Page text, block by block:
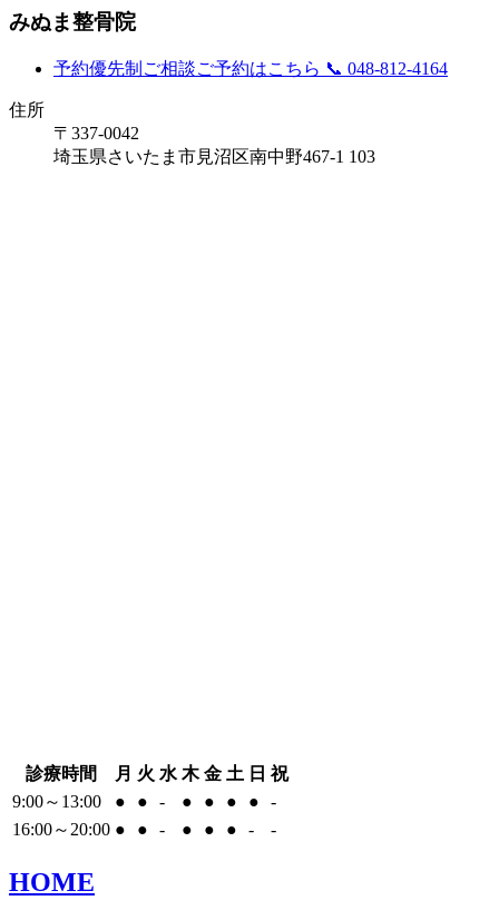
みぬま整骨院
予約優先制 ご相談ご予約はこちら 📞 048-812-4164
住所
〒337-0042
埼玉県さいたま市見沼区南中野467-1 103
診療時間 月 火 水 木 金 土 日 祝
9:00～13:00
● ● - ● ● ● ●
-
16:00～20:00 ● ● - ● ● ● - -
HOME